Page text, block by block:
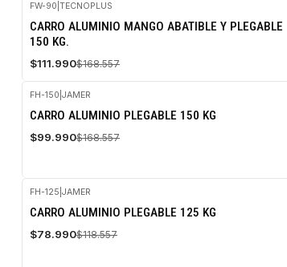
-34%
OFF
FW-90 TECNOPLUS
CARRO ALUMINIO MANGO ABATIBLE Y PLEGABLE
150 KG.
$111.990$168.557
-41%
OFF
FH-150 JAMER
CARRO ALUMINIO PLEGABLE 150 KG
$99.990$168.557
-33%
OFF
FH-125 JAMER
CARRO ALUMINIO PLEGABLE 125 KG
$78.990$118.557